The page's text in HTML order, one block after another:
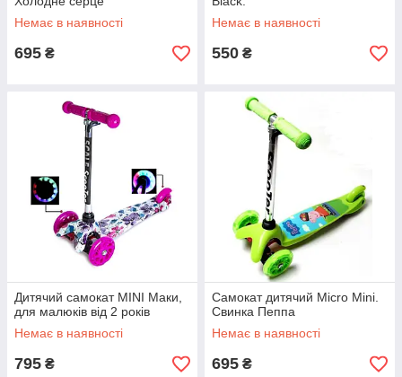
Немає в наявності
695 ₴
Немає в наявності
550 ₴
Дитячий самокат MINI Маки,
для малюків від 2 років
Немає в наявності
795 ₴
Самокат дитячий Micro Mini.
Свинка Пеппа
Немає в наявності
695 ₴